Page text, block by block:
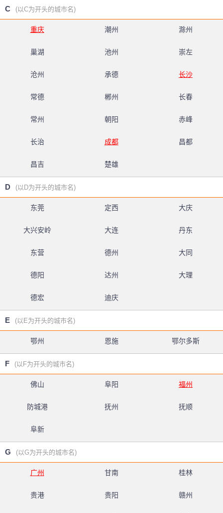
C (以C为开头的城市名)
重庆 潮州 滁州
巢湖 池州 崇左
沧州 承德 长沙
常德 郴州 长春
常州 朝阳 赤峰
长治 成都 昌都
昌吉 楚雄
D (以D为开头的城市名)
东莞 定西 大庆
大兴安岭 大连 丹东
东营 德州 大同
德阳 达州 大理
德宏 迪庆
E (以E为开头的城市名)
鄂州 恩施 鄂尔多斯
F (以F为开头的城市名)
佛山 阜阳 福州
防城港 抚州 抚顺
阜新
G (以G为开头的城市名)
广州 甘南 桂林
贵港 贵阳 赣州